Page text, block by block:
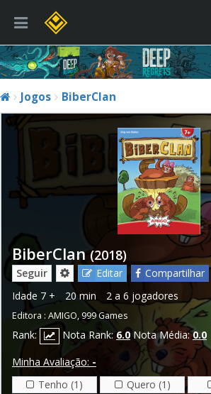
Jogos BiberClan
BiberClan (2018)
Seguir Editar
Compartilhar
Idade 7 + 20 min 2 a 6 jogadores
Editora : AMIGO,999 Games
Rank: Nota Rank: 6.0 Nota Média:0.0
Minha Avaliação: -
Tenho (1)
Quero (1)